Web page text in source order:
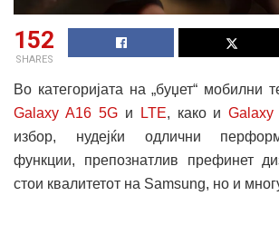
152
SHARES
Во категоријата на „буџет“ мобилни
Galaxy A16 5Gи LTE, како иGalaxy
избор, нудејќи одлични
функции, препознатлив префинет
стои квалитетот на Samsung, но и